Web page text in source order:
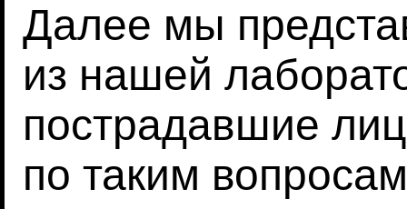
Далее мы
из нашей
пострадавшие
по таким